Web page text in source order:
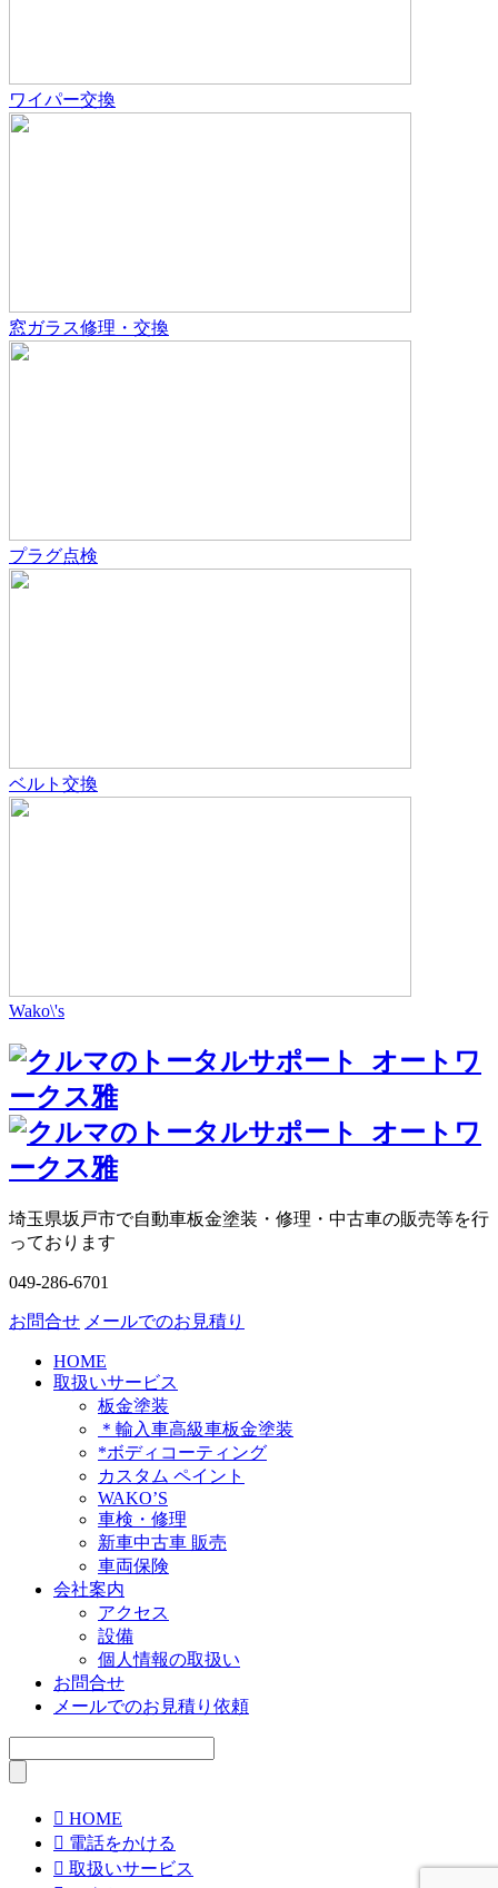
ワイパー交換
窓ガラス修理・交換
プラグ点検
ベルト交換
Wako\'s
埼玉県坂戸市で自動車板金塗装・修理・中古車の販売等を行
っております
049-286-6701
お問合せ メールでのお見積り
HOME
取扱いサービス
板金塗装
＊輸入車高級車板金塗装
*ボディコーティング
カスタム ペイント
WAKO’S
車検・修理
新車中古車 販売
車両保険
会社案内
アクセス
設備
個人情報の取扱い
お問合せ
メールでのお見積り依頼
 HOME
 電話をかける
 取扱いサービス